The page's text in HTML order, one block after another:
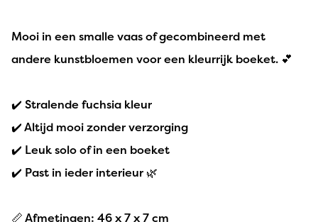
Mooi in een smalle vaas of gecombineerd met
andere kunstbloemen voor een kleurrijk boeket. 💕
✔️ Stralende fuchsia kleur
✔️ Altijd mooi zonder verzorging
✔️ Leuk solo of in een boeket
✔️ Past in ieder interieur 🌿
📏 Afmetingen: 46 x 7 x 7 cm